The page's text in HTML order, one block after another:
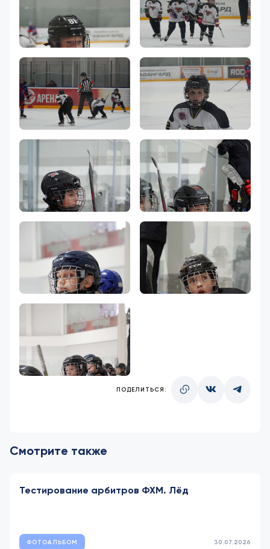
ПОДЕЛИТЬСЯ:
Смотрите также
Тестирование арбитров ФХМ. Лёд
ФОТОАЛЬБОМ 30.07.2026